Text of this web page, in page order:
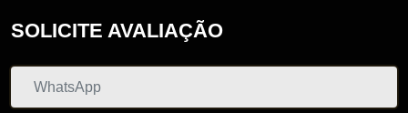
SOLICITE AVALIAÇÃO